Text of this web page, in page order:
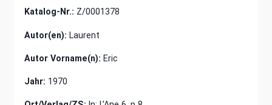
Katalog-Nr.: Z/0001378
Autor(en): Laurent
Autor Vorname(n): Eric
Jahr: 1970